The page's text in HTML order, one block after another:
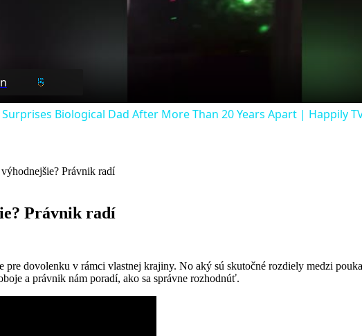
Video
Biological Dad After More Than 20 Years Apart | Happily
Právnik radí
Právnik radí
dovolenku v rámci vlastnej krajiny. No aký sú skutočné rozdiely medzi
a právnik nám poradí, ako sa správne rozhodnúť.